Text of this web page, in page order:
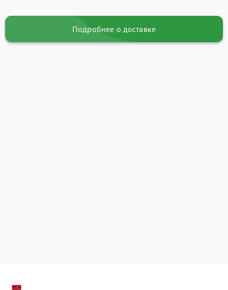
Подробнее о доставке